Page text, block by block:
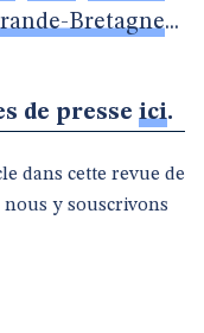
Bretagne...
de presse ici.
dans cette revue de
y souscrivons